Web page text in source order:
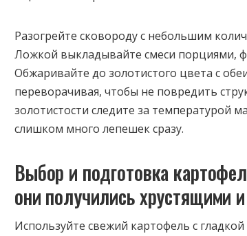
Разогрейте сковороду с небольшим
Ложкой выкладывайте смеси порциями,
Обжаривайте до золотистого цвета с
переворачивая, чтобы не повредить
золотистости следите за температурой
слишком много лепешек сразу.
Выбор и подготовка
они получились хрустящими
Используйте свежий картофель с